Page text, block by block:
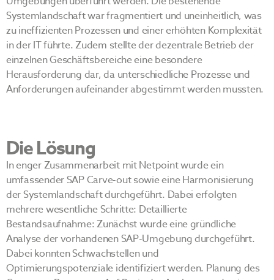
Systemlandschaft war fragmentiert und uneinheitlich, was
zu ineffizienten Prozessen und einer erhöhten Komplexität
in der IT führte. Zudem stellte der dezentrale Betrieb der
einzelnen Geschäftsbereiche eine besondere
Herausforderung dar, da unterschiedliche Prozesse und
Anforderungen aufeinander abgestimmt werden mussten.
Die Lösung
In enger Zusammenarbeit mit Netpoint wurde ein
umfassender SAP Carve-out sowie eine Harmonisierung
der Systemlandschaft durchgeführt. Dabei erfolgten
mehrere wesentliche Schritte: Detaillierte
Bestandsaufnahme: Zunächst wurde eine gründliche
Analyse der vorhandenen SAP-Umgebung durchgeführt.
Dabei konnten Schwachstellen und
Optimierungspotenziale identifiziert werden. Planung des